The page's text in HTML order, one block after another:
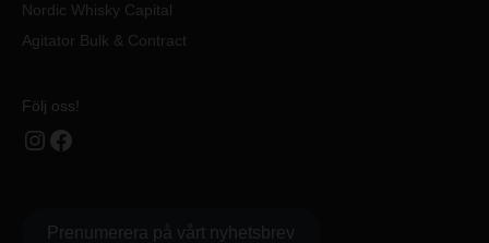
Nordic Whisky Capital
Agitator Bulk & Contract
Följ oss!
Instagram Facebook
Prenumerera på vårt nyhetsbrev